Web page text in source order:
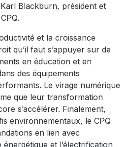
Blackburn, président et
et la croissance
qu’il faut s’appuyer sur de
en éducation et en
des équipements
Le virage numérique
que leur transformation
s’accélérer. Finalement,
environnementaux, le CPQ
en lien avec
énergétique et l’électrification